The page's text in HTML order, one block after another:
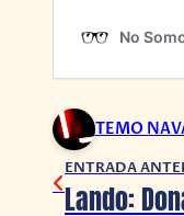
TEMO
ENTRADA